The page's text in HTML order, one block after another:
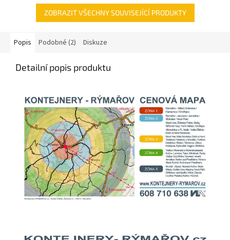
(tonáž)...
ZOBRAZIT VŠECHNY SOUVISEJÍCÍ PRODUKTY
Popis Podobné (2) Diskuze
Detailní popis produktu